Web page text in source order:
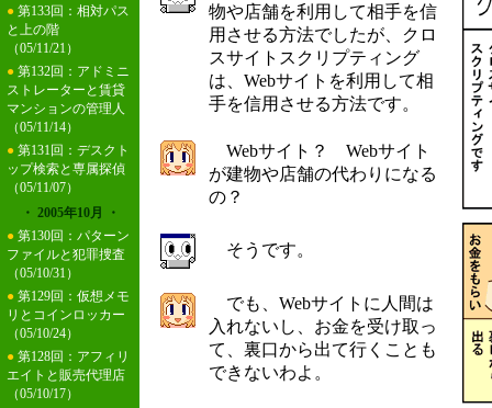
● 第133回：相対パス
と上の階
（05/11/21）
● 第132回：アドミニ
ストレーターと賃貸
マンションの管理人
（05/11/14）
● 第131回：デスクト
ップ検索と専属探偵
（05/11/07）
・ 2005年10月 ・
● 第130回：パターン
ファイルと犯罪捜査
（05/10/31）
● 第129回：仮想メモ
リとコインロッカー
（05/10/24）
● 第128回：アフィリ
エイトと販売代理店
（05/10/17）
物や店舗を利用して相手を信
用させる方法でしたが、クロ
スサイトスクリプティング
は、Webサイトを利用して相
手を信用させる方法です。
Webサイト？ Webサイト
が建物や店舗の代わりになる
の？
そうです。
でも、Webサイトに人間は
入れないし、お金を受け取っ
て、裏口から出て行くことも
できないわよ。